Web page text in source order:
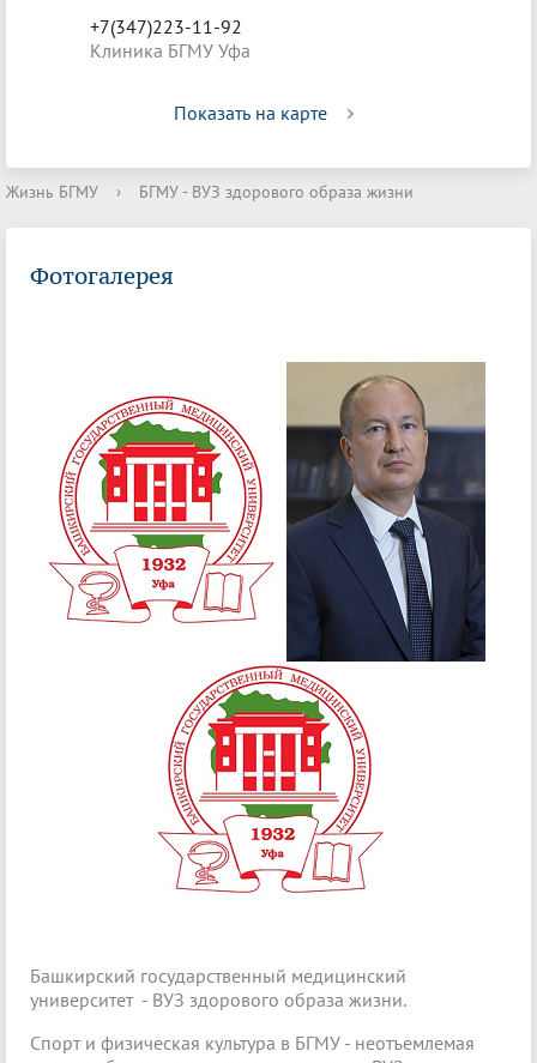
+7(347)223-11-92
Клиника БГМУ Уфа
Показать на карте
Жизнь БГМУ › БГМУ - ВУЗ здорового образа жизни
Фотогалерея
Башкирский государственный медицинский
университет - ВУЗ здорового образа жизни.
Спорт и физическая культура в БГМУ - неотъемлемая